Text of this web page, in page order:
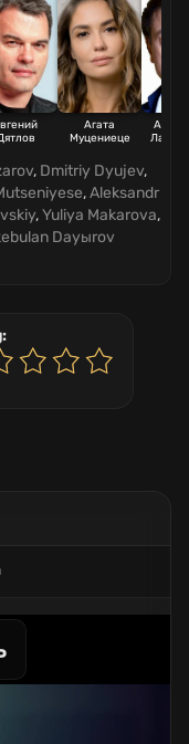
Агата
Муцениеце
, Dmitriy Dyujev,
,Aleksandr
,Yuliya Makarova,
Dayыrov